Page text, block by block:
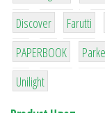
64
Discover
299
Farutti
8
PAPERBOOK
6
1
Unilight